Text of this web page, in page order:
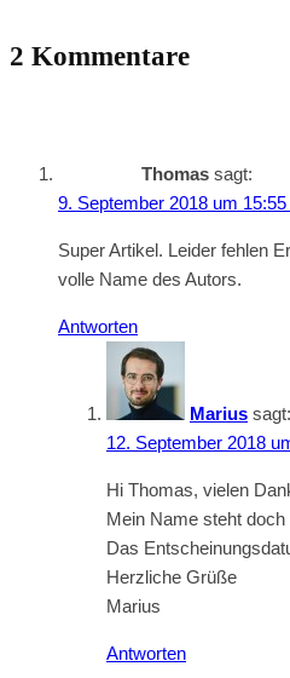
2 Kommentare
Thomas sagt:
9. September 2018 um
Super Artikel. Leider fehlen
volle Name des Autors.
Antworten
Marius sagt:
12. September 2018
Hi Thomas, vielen
Mein Name steht doch
Das
Herzliche Grüße
Marius
Antworten